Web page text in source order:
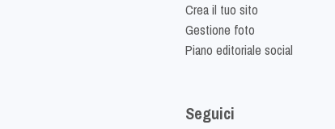
Crea il tuo sito
Gestione foto
Piano editoriale social
Seguici